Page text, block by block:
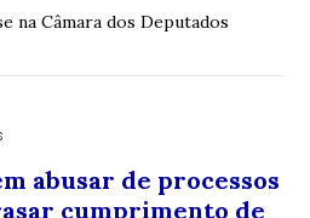
na Câmara dos Deputados
abusar de processos
cumprimento de